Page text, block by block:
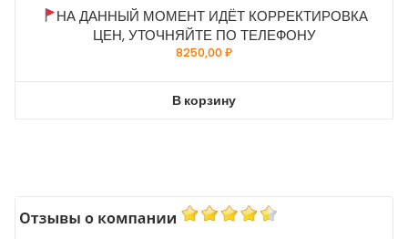
НА ДАННЫЙ МОМЕНТ ИДЁТ КОРРЕКТИРОВКА
ЦЕН, УТОЧНЯЙТЕ ПО ТЕЛЕФОНУ
8250,00₽
В корзину